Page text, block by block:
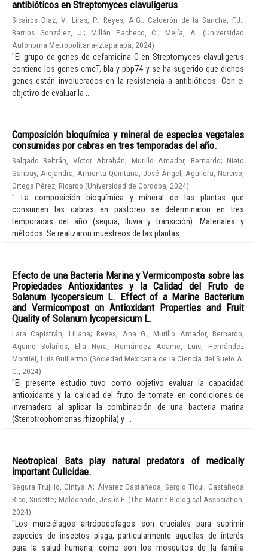
antibióticos en Streptomyces clavuligerus
Sicairos Díaz, V.;Liras, P.;Reyes, A.G. ; Calderón de la Sancha, F.J.;
Barrios González, J. ; Millán Pacheco, C.;Mejía, A. (Universidad
Autónoma Metropolitana-Iztapalapa 2024)
"El grupo de genes de cefamicina C en Streptomyces clavuligerus
contiene los genes cmcT, bla y pbp74 y se ha sugerido que dichos
genes están involucrados en la resistencia a antibióticos. Con el
objetivo de evaluar la ...
Composición bioquímica y mineral de especies vegetales
consumidas por cabras en tres temporadas del año.
Salgado Beltrán, Víctor Abrahán; Murillo Amador, Bernardo;Nieto
Garibay, Alejandra; Armenta Quintana, José Ángel; Aguilera, Narciso;
Ortega Pérez, Ricardo (Universidad de Córdoba 2024)
" La composición bioquímica y mineral de las plantas que
consumen las cabras en pastoreo se determinaron en tres
temporadas del año (sequia, lluvia y transición). Materiales y
métodos. Se realizaron muestreos de las plantas ...
Efecto de una Bacteria Marina y Vermicomposta sobre las
Propiedades Antioxidantes y la Calidad del Fruto de
Solanum lycopersicum L. Effect of a Marine Bacterium
and Vermicompost on Antioxidant Properties and Fruit
Quality of Solanum lycopersicum L.
Lara Capistrán, Liliana;Reyes, Ana G. ;Murillo Amador, Bernardo;
Aquino Bolaños, Elia Nora; Hernández Adame, Luis;Hernández
Montiel, Luis Guillermo (Sociedad Mexicana de la Ciencia del Suelo A.
C.
2024)
"El presente estudio tuvo como objetivo evaluar la capacidad
antioxidante y la calidad del fruto de tomate en condiciones de
invernadero al aplicar la combinación de una bacteria marina
(Stenotrophomonas rhizophila) y ...
Neotropical Bats play natural predators of medically
important Culicidae.
Segura Trujillo, Cintya A; Álvarez Castañeda, Sergio Ticul; Castañeda
Rico, Susette; Maldonado, Jesús E. (The Marine Biological Association
2024)
"Los murciélagos artrópodofagos son cruciales para suprimir
especies de insectos plaga, particularmente aquellas de interés
para la salud humana, como son los mosquitos de la familia